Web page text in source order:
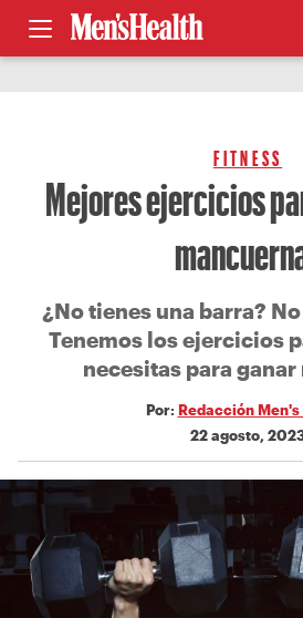
FITNESS
Mejores ejercicios
¿No tienes una barra?
Tenemos los ejercicios
necesitas para
Por: Redacción
22 agosto,